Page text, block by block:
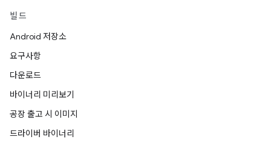
빌드
Android 저장소
요구사항
다운로드
바이너리 미리보기
공장 출고 시 이미지
드라이버 바이너리